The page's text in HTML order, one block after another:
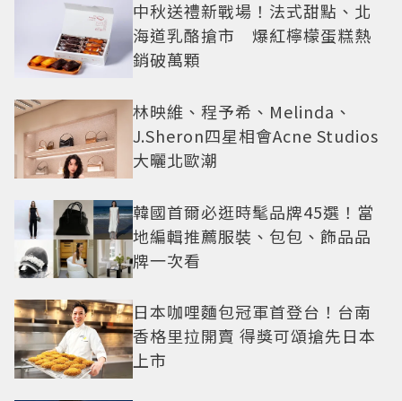
中秋送禮新戰場！法式甜點、北
海道乳酪搶市 爆紅檸檬蛋糕熱
銷破萬顆
林映維、程予希、Melinda、
J.Sheron四星相會Acne Studios
大曬北歐潮
韓國首爾必逛時髦品牌45選！當
地編輯推薦服裝、包包、飾品品
牌一次看
日本咖哩麵包冠軍首登台！台南
香格里拉開賣 得獎可頌搶先日本
上市